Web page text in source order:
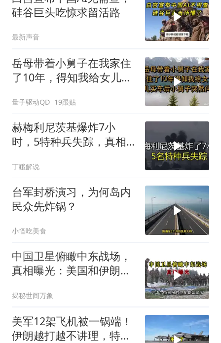
硅谷巨头吃惊求留活路
最新声音
岳母带着小舅子在我家住
了10年，得知我给女儿买
量子驱动QD 19跟贴
赫梅利尼茨基爆炸7小
时，5特种兵失踪，真相
丁睋解说
台军封桥演习，为何岛内
民众先炸锅？
小怪吃美食
中国卫星俯瞰中东战场，
真相曝光：美国和伊朗都
揭秘世间万象
美军12架飞机被一锅端！
伊朗越打越不讲理，特朗